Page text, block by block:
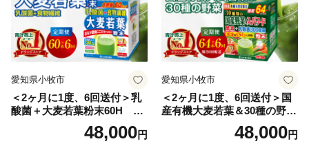
TEL：092-410-0199
メール：furusato@town.shingu.fukuoka.jp
〒847-0022
佐賀県唐津市鏡字北牟田4337番地1
愛知県小牧市
＜2ヶ月に1度、6回送付＞乳
酸菌＋大麦若葉粉末60H 山
48,000円
愛知県小牧市
＜2ヶ月に1度、6回送付＞国
産有機大麦若葉＆30種の野
菜 山本漢方 定期便
48,000円